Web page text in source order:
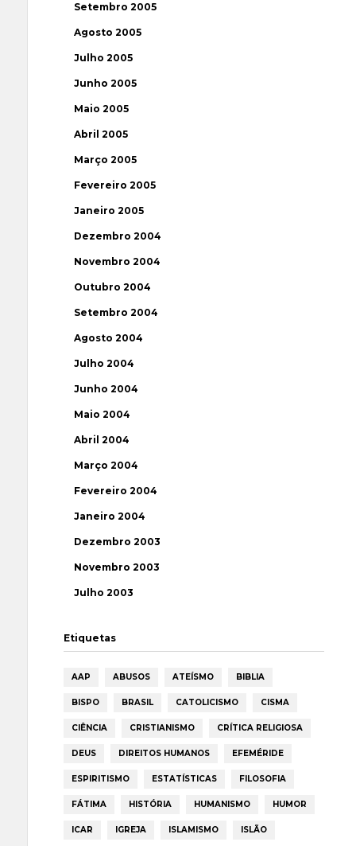
Setembro 2005
Agosto 2005
Julho 2005
Junho 2005
Maio 2005
Abril 2005
Março 2005
Fevereiro 2005
Janeiro 2005
Dezembro 2004
Novembro 2004
Outubro 2004
Setembro 2004
Agosto 2004
Julho 2004
Junho 2004
Maio 2004
Abril 2004
Março 2004
Fevereiro 2004
Janeiro 2004
Dezembro 2003
Novembro 2003
Julho 2003
Etiquetas
AAP ABUSOS ATEÍSMO BIBLIA
BISPO BRASIL CATOLICISMO CISMA
CIÊNCIA CRISTIANISMO CRÍTICA RELIGIOSA
DEUS DIREITOS HUMANOS EFEMÉRIDE
ESPIRITISMO ESTATÍSTICAS FILOSOFIA
FÁTIMA HISTÓRIA HUMANISMO HUMOR
ICAR IGREJA ISLAMISMO ISLÃO